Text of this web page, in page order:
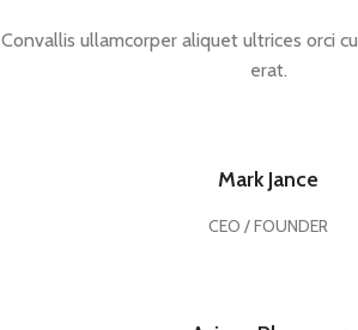
Convallis ullamcorper aliquet ultrices orci
erat.
Mark Jance
CEO / FOUNDER